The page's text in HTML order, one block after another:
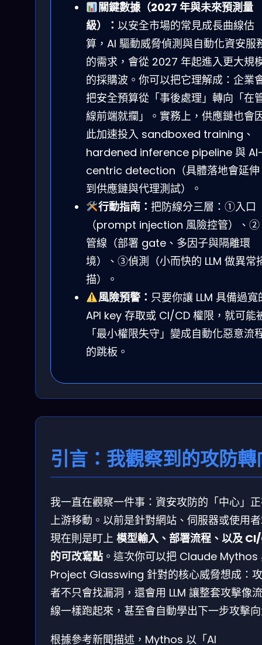
關鍵數據（2027 年與未來預測量
級）： 以安全市場的常見成長曲線估
算，AI 驅動威脅偵測與自動化資安服
的需求，會從 2027 年起進入更大規
的採購波。你可以把它理解成：企業
把安全預算從「事後處理」轉向「在
線前端就攔」。實務上，供應鏈也會
此加速投入 sandboxed training、
hardened inference pipeline 與
centric detection（具體落地會延伸
到供應鏈與代理測試）。
行動指南： 把防線分三層：①入口
（prompt injection 風險控管）、②
管線（部署 gate、多因子與隔離環
境）、③偵測（小而快的 LLM 做異常
描）。
風險預警： 只要你讓 LLM 具備過寬
API key 存取或 CI/CD 權限，就可能
「最小權限失守」變成自動化惡意流
的跳板。
引言：我觀察到的攻防轉
我一直在觀察一件事：資安攻防的「中心」
上游移動。以前是針對網站、伺服器或使用
現在則是盯上 模型輸入、部署流程、以及
的可改寫點 。這次你可以把 Claude Mythos
Project Glasswing 針對的核心威脅想成：
者不只會找漏洞，還會用 LLM 讓整套攻擊像
線一樣跑起來，甚至會自動學出下一步攻擊
根據參考新聞描述，Mythos 以「AI